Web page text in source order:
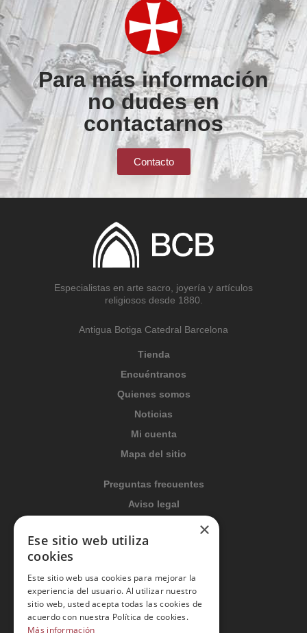
Para más información
no dudes en
contactarnos
Contacto
Especialistas en arte sacro, joyería y artículos
religiosos desde 1880.
Antigua Botiga Catedral Barcelona
Tienda
Encuéntranos
Quienes somos
Noticias
Mi cuenta
Mapa del sitio
Preguntas frecuentes
Aviso legal
Condiciones generales
Política de privacidad
Política Integrada
Tratamiento de datos
×
Ese sitio web utiliza
cookies
Este sitio web usa cookies para mejorar la
experiencia del usuario. Al utilizar nuestro
sitio web, usted acepta todas las cookies de
acuerdo con nuestra Política de cookies.
Más información